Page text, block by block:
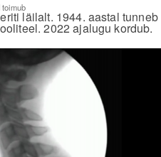
toimub
läilalt. 1944. aastal tunneb
2022 ajalugu kordub.